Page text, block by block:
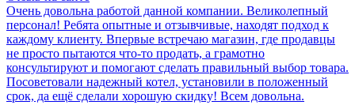
Очень довольна работой данной компании. Великолепный
персонал! Ребята опытные и отзывчивые, находят подход к
каждому клиенту. Впервые встречаю магазин, где продавцы
не просто пытаются что-то продать, а грамотно
консультируют и помогают сделать правильный выбор товара.
Посоветовали надежный котел, установили в положенный
срок, да ещё сделали хорошую скидку! Всем довольна.